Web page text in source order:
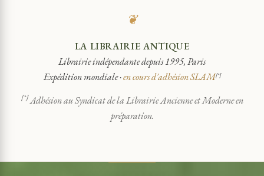
❦
LA LIBRAIRIE ANTIQUE
Librairie indépendante depuis 1995, Paris
Expédition mondiale ·en cours d'adhésion SLAM[*]
[*]Adhésion au Syndicat de la Librairie Ancienne et Moderne en
préparation.